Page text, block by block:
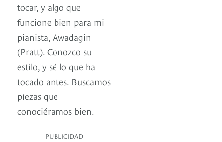
tocar, y algo que
funcione bien para mi
pianista, Awadagin
(Pratt). Conozco su
estilo, y sé lo que ha
tocado antes. Buscamos
piezas que
conociéramos bien.
PUBLICIDAD